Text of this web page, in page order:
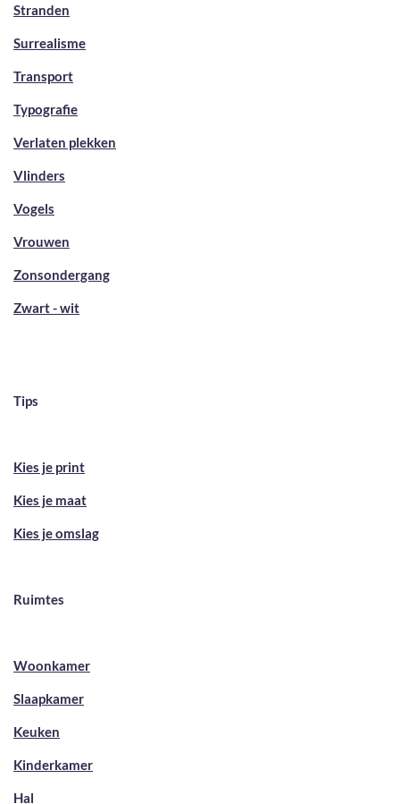
Stranden
Surrealisme
Transport
Typografie
Verlaten plekken
Vlinders
Vogels
Vrouwen
Zonsondergang
Zwart - wit
Tips
Kies je print
Kies je maat
Kies je omslag
Ruimtes
Woonkamer
Slaapkamer
Keuken
Kinderkamer
Hal